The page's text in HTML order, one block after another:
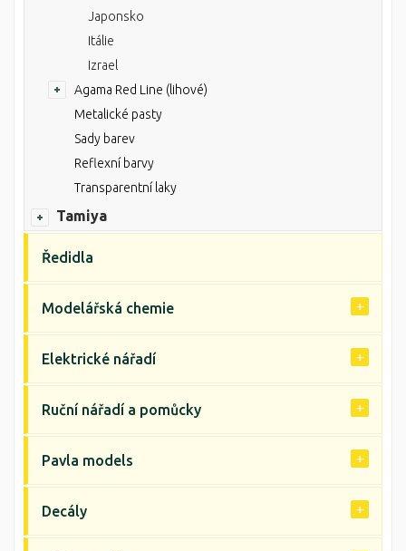
Japonsko
Itálie
Izrael
Agama Red Line (lihové)
Metalické pasty
Sady barev
Reflexní barvy
Transparentní laky
Tamiya
Ředidla
Modelářská chemie
Elektrické nářadí
Ruční nářadí a pomůcky
Pavla models
Decály